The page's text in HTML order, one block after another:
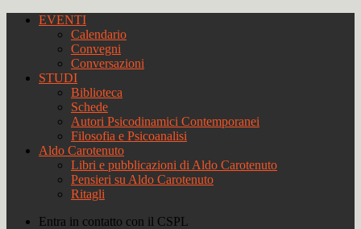
EVENTI
Calendario
Convegni
Conversazioni
STUDI
Biblioteca
Schede
Autori Psicodinamici Contemporanei
Filosofia e Psicoanalisi
Aldo Carotenuto
Libri e pubblicazioni di Aldo Carotenuto
Pensieri su Aldo Carotenuto
Ritagli
Entra in contatto con il CSPL